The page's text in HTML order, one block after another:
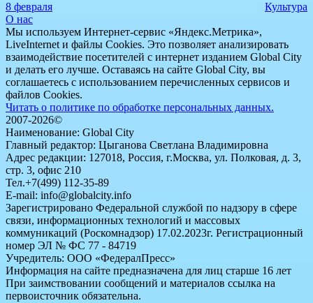
8 февраля
Культура
О нас
Мы используем Интернет-сервис «Яндекс.Метрика»,
LiveInternet и файлы Cookies. Это позволяет анализировать
взаимодействие посетителей с интернет изданием Global City
и делать его лучше. Оставаясь на сайте Global City, вы
соглашаетесь с использованием перечисленных сервисов и
файлов Cookies.
Читать о политике по обработке персональных данных.
2007-2026©
Наименование: Global City
Главный редактор: Цыганова Светлана Владимировна
Адрес редакции: 127018, Россия, г.Москва, ул. Полковая, д. 3,
стр. 3, офис 210
Тел.+7(499) 112-35-89
E-mail: info@globalcity.info
Зарегистрировано Федеральной службой по надзору в сфере
связи, информационных технологий и массовых
коммуникаций (Роскомнадзор) 17.02.2023г. Регистрационный
номер ЭЛ № ФС 77 - 84719
Учредитель: ООО «ФедералПресс»
Информация на сайте предназначена для лиц старше 16 лет
При заимствовании сообщений и материалов ссылка на
первоисточник обязательна.